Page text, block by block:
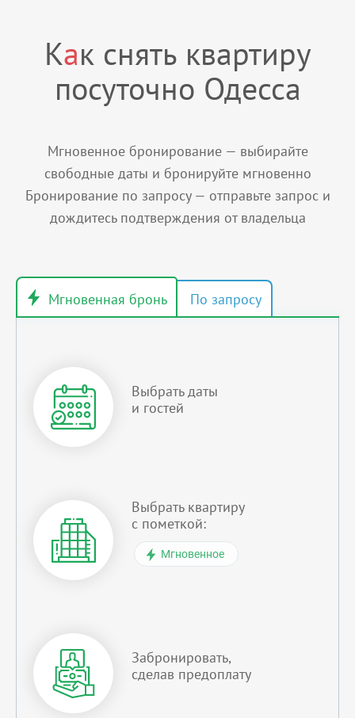
Как снять квартиру
посуточно Одесса
Мгновенное бронирование — выбирайте
свободные даты и бронируйте мгновенно
Бронирование по запросу — отправьте запрос и
дождитесь подтверждения от владельца
Выбрать даты
и гостей
Выбрать квартиру
с пометкой:
Мгновенное
Забронировать,
сделав предоплату